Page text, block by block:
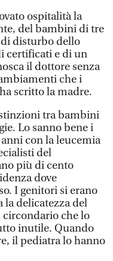
ospitalità la
del bambini di tre
disturbo dello
certificati e di un
il dottore senza
che i
scritto la madre.
tra bambini
Lo sanno bene i
con la leucemia
del
più di cento
dove
I genitori si erano
la delicatezza del
circondario che lo
inutile. Quando
il pediatra lo hanno